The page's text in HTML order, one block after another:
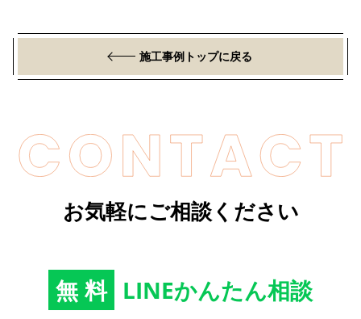
施工事例トップに戻る
お気軽にご相談ください
無料 LINEかんたん相談